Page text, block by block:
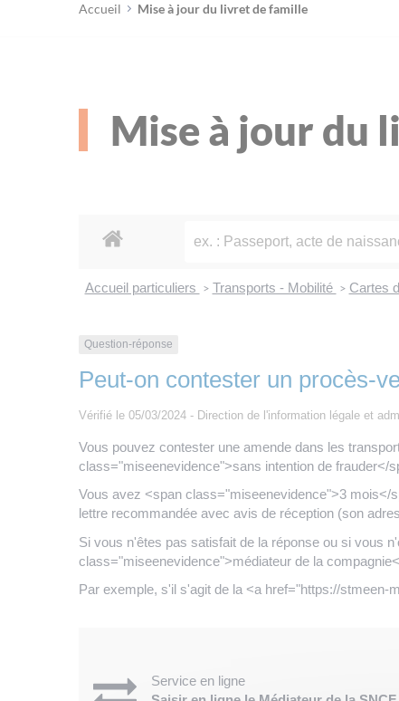
Accueil Mise à jour du livret de famille
Mise à jour du
Accueil particuliers > Transports - Mobilité > Cartes
Question-réponse
Peut-on contester un procès-
Vérifié le 05/03/2024 - Direction de l'information légale et
Vous pouvez contester une amende dans les
class="miseenevidence">sans intention de frauder</
Vous avez <span class="miseenevidence">3 mois</
lettre recommandée avec avis de réception (son
Si vous n'êtes pas satisfait de la réponse ou si vous
class="miseenevidence">médiateur de la
Par exemple, s'il s'agit de la <a href="https://
Service en ligne